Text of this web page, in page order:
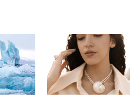
Беспилотник взорвался
вблизи газопровода в
Болгарии
15:25
При атаке БПЛА в
Белгородской области погиб